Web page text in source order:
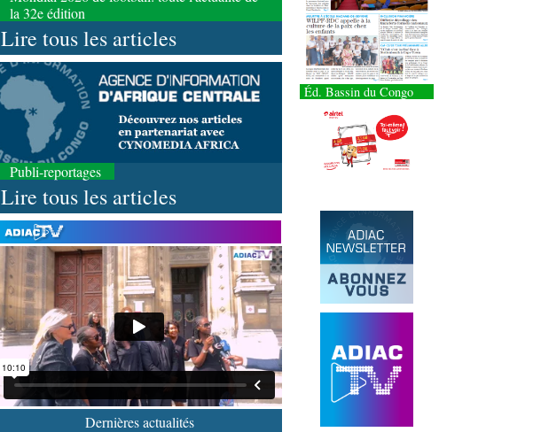
la 32e édition
Lire tous les articles
Publi-reportages
Lire tous les articles
Dernières actualités
09-08-2026 10:38
Art-Culture-MédiaCinéma: le film congolais «
Es’crim» promeut la lutte contre la délinquance
juvénile par le sport
09-08-2026 10:30
équipements pour moderniser le plateau technique
Éd. Bassin du Congo